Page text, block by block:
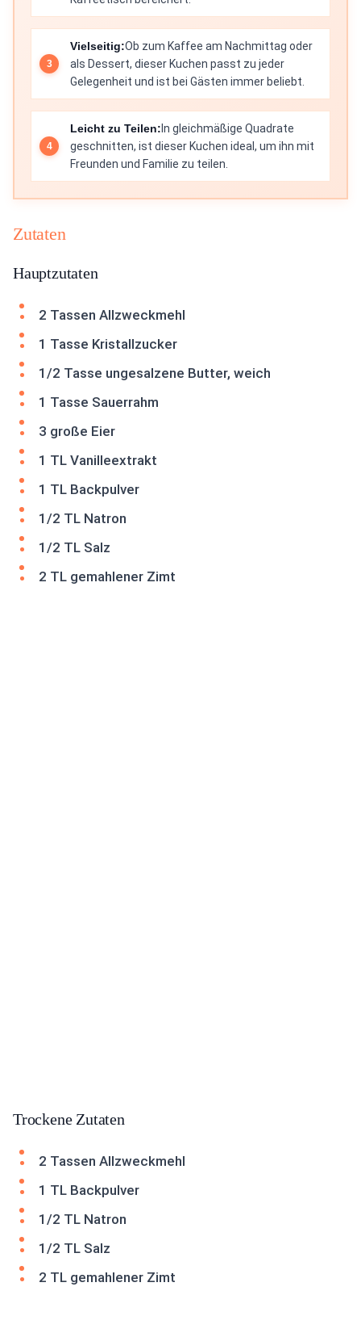
Vielseitig:Ob zum Kaffee am Nachmittag oder
als Dessert, dieser Kuchen passt zu jeder
Gelegenheit und ist bei Gästen immer beliebt.
Leicht zu Teilen: In gleichmäßige Quadrate
geschnitten, ist dieser Kuchen ideal, um ihn mit
Freunden und Familie zu teilen.
Zutaten
Hauptzutaten
2 Tassen Allzweckmehl
1 Tasse Kristallzucker
1/2 Tasse ungesalzene Butter, weich
1 Tasse Sauerrahm
3 große Eier
1 TL Vanilleextrakt
1 TL Backpulver
1/2 TL Natron
1/2 TL Salz
2 TL gemahlener Zimt
Trockene Zutaten
2 Tassen Allzweckmehl
1 TL Backpulver
1/2 TL Natron
1/2 TL Salz
2 TL gemahlener Zimt